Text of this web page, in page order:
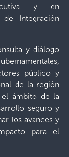
y en
Integración
y diálogo
público y
de la región
el ámbito de la
seguro y
los avances y
para el